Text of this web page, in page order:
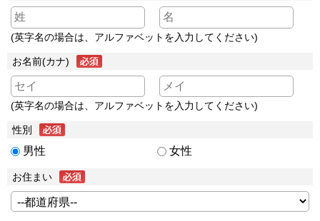
(英字名の場合は、アルファベットを入力してください)
お名前(カナ)
(英字名の場合は、アルファベットを入力してください)
性別
男性 女性
お住まい